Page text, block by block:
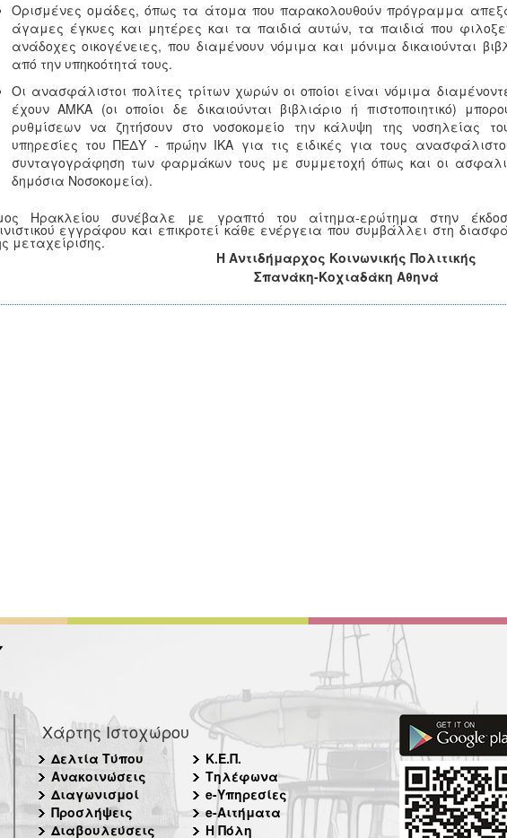
Ορισμένες ομάδες, όπως τα άτομα που παρακολουθούν πρόγραμμα
άγαμες έγκυες και μητέρες και τα παιδιά αυτών, τα παιδιά που
ανάδοχες οικογένειες, που διαμένουν νόμιμα και μόνιμα δικαιούνται
από την υπηκοότητά τους.
Οι ανασφάλιστοι πολίτες τρίτων χωρών οι οποίοι είναι νόμιμα
έχουν ΑΜΚΑ (οι οποίοι δε δικαιούνται βιβλιάριο ή πιστοποιητικό)
ρυθμίσεων να ζητήσουν στο νοσοκομείο την κάλυψη της νοσηλείας
υπηρεσίες του ΠΕΔΥ - πρώην ΙΚΑ για τις ειδικές για τους
συνταγογράφηση των φαρμάκων τους με συμμετοχή όπως και οι
δημόσια Νοσοκομεία).
Ηρακλείου συνέβαλε με γραπτό του αίτημα-ερώτημα στην
εγγράφου και επικροτεί κάθε ενέργεια που συμβάλλει στη
μεταχείρισης.
Η Αντιδήμαρχος Κοινωνικής Πολιτικής
Σπανάκη-Κοχιαδάκη Αθηνά
Χάρτης Ιστοχώρου
Δελτία Τύπου
Ανακοινώσεις
Διαγωνισμοί
Προσλήψεις
Διαβουλεύσεις
Κ.Ε.Π.
Τηλέφωνα
e-Υπηρεσίες
e-Αιτήματα
Η Πόλη